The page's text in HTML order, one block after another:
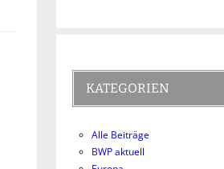
KATEGORIEN
Alle Beiträge
BWP aktuell